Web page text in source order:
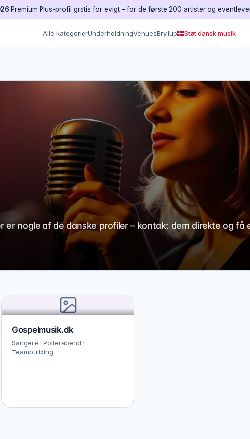
·Premium Plus-profil gratis for evigt – for de første 200 artister og
Alle kategorierUnderholdningVenuesBryllup Støt dansk musik
er nogle af de danske profiler – kontakt dem direkte og få
Gospelmusik.dk
Sangere · Polterabend ·
Teambuilding